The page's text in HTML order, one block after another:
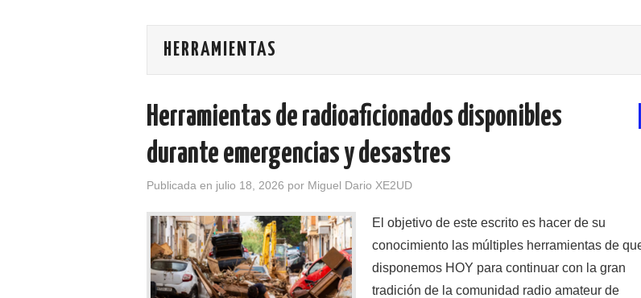
HERRAMIENTAS
Herramientas de radioaficionados disponibles
durante emergencias y desastres
Publicada en julio 18, 2026 por Miguel Dario XE2UD
El objetivo de este escrito es hacer de su
conocimiento las múltiples herramientas de
disponemos HOY para continuar con la gran
tradición de la comunidad radio amateur de